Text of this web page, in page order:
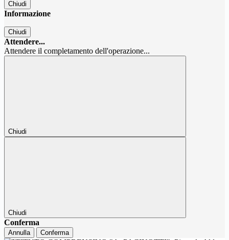
Chiudi
Informazione
Chiudi
Attendere...
Attendere il completamento dell'operazione...
Chiudi
Chiudi
Conferma
Annulla Conferma